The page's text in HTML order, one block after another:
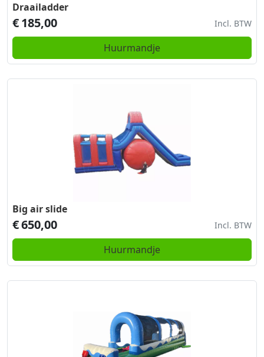
Draailadder
€185,00 Incl. BTW
Huurmandje
Big air slide
€650,00 Incl. BTW
Huurmandje